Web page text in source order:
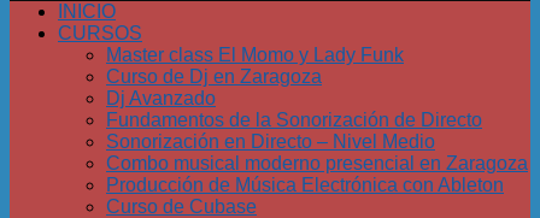
INICIO
CURSOS
Master class El Momo y Lady Funk
Curso de Dj en Zaragoza
Dj Avanzado
Fundamentos de la Sonorización de Directo
Sonorización en Directo – Nivel Medio
Combo musical moderno presencial en Zaragoza
Producción de Música Electrónica con Ableton
Curso de Cubase